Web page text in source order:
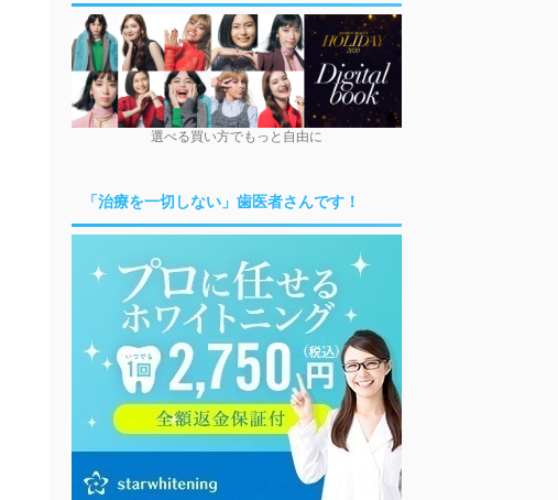
選べる買い方でもっと自由に
「治療を一切しない」歯医者さんです！